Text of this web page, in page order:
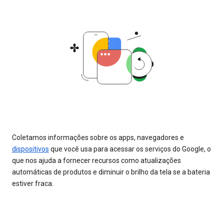
Coletamos informações sobre os apps, navegadores e
dispositivos que você usa para acessar os serviços do Google, o
que nos ajuda a fornecer recursos como atualizações
automáticas de produtos e diminuir o brilho da tela se a bateria
estiver fraca.